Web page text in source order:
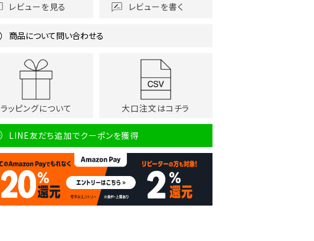
レビューを見る レビューを書く
商品について問い合わせる
ラッピングについて 大口注文はコチラ
LINE友だち追加でクーポンを獲得